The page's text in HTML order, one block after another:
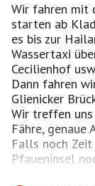
Wir fahren mit
starten ab
es bis zur
Wassertaxi
Cecilienhof
Dann fahren
Glienicker
Wir treffen
Fähre,
Falls noch
Pfaueninsel
interessieren,